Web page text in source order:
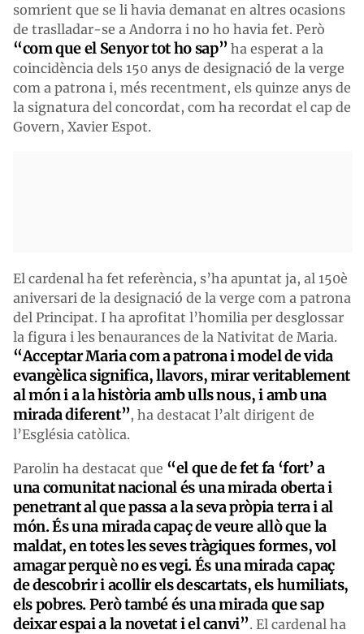
somrient que se li havia demanat en altres ocasions
de traslladar-se a Andorra i no ho havia fet. Però
“com que el Senyor tot ho sap” ha esperat a la
coincidència dels 150 anys de designació de la verge
com a patrona i, més recentment, els quinze anys de
la signatura del concordat, com ha recordat el cap de
Govern, Xavier Espot.
El cardenal ha fet referència, s’ha apuntat ja, al 150è
aniversari de la designació de la verge com a patrona
del Principat. I ha aprofitat l’homilia per desglossar
la figura i les benaurances de la Nativitat de Maria.
“Acceptar Maria com a patrona i model de vida
evangèlica significa, llavors, mirar veritablement
al món i a la història amb ulls nous, i amb una
mirada diferent”, ha destacat l’alt dirigent de
l’Església catòlica.
Parolin ha destacat que “el que de fet fa ‘fort’ a
una comunitat nacional és una mirada oberta i
penetrant al que passa a la seva pròpia terra i al
món. És una mirada capaç de veure allò que la
maldat, en totes les seves tràgiques formes, vol
amagar perquè no es vegi. És una mirada capaç
de descobrir i acollir els descartats, els humiliats,
els pobres. Però també és una mirada que sap
deixar espai a la novetat i el canvi”. El cardenal ha